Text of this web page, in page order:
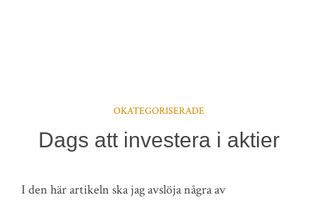
OKATEGORISERADE
Dags att investera i aktier
I den här artikeln ska jag avslöja några av